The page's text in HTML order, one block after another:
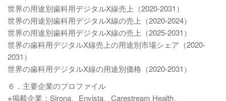
世界の用途別歯科用デジタルX線売上（2020-2031）
世界の用途別歯科用デジタルX線の売上（2020-2024）
世界の用途別歯科用デジタルX線の売上（2025-2031）
世界の歯科用デジタルX線売上の用途別市場シェア（2020-
2031）
世界の歯科用デジタルX線の用途別価格（2020-2031）
６．主要企業のプロファイル
※掲載企業：Sirona、Envista、Carestream Health、